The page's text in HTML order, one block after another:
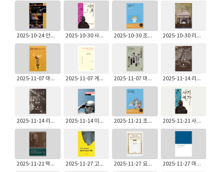
2025-10-24 안동림: 이 한 장의 명반 오페라 2025-10-30 사마천: 사기 표 2025-10-30 조반니노 과레스키: 돈 까밀로의 사계 - 신부님 우리들의 신부님 4 2025-10-30 리처드 호슬리: 바울과 로마제국
2025-11-07 마커스 J. 보그: 성서 제대로 다시 읽기 2025-11-07 게오르그 빌헬름 프리드리히 헤겔: 미학 강의 - 베를린 1820/21년 2025-11-07 마커스 J. 보그: 마커스 보그의 고백 2025-11-14 리처드 오버리: 피와 폐허 2
2025-11-14 리처드 오버리: 피와 폐허 1 2025-11-14 미셸 푸코: 말과 사물 2025-11-21 조반니노 과레스키: 돈 까밀로와 뽀 강 사람들 - 신부님 우리들의 신부님 5 2025-11-21 사마천: 사기 세가
2025-11-21 막스 베버: 사회학의 기초개념 2025-11-27 고익진: 현대한국불교의 방향 2025-11-27 요한네스 칼빈: 제네바 교회의 교리문답 2025-11-27 마르틴 루터: 마르틴 루터 95개 논제 (라한대역/해제/역주본)